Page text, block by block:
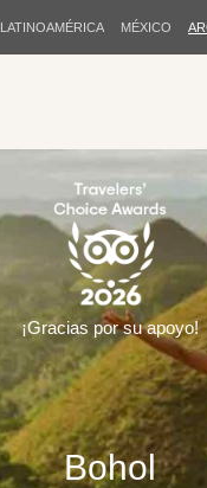
LATINOAMÉRICA MÉXICO
Bohol
¡Gracias por su apoyo!